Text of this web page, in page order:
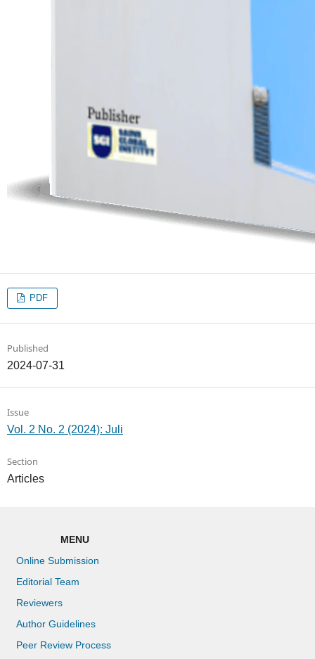
PDF
Published
2024-07-31
Issue
Vol. 2 No. 2 (2024): Juli
Section
Articles
MENU
Online Submission
Editorial Team
Reviewers
Author Guidelines
Peer Review Process